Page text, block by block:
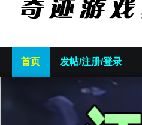
首页 发帖/注册/登录